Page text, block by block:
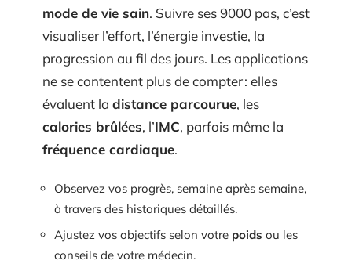
mode de vie sain. Suivre ses 9000 pas, c’est
visualiser l’effort, l’énergie investie, la
progression au fil des jours. Les applications
ne se contentent plus de compter : elles
évaluent la distance parcourue, les
calories brûlées, l’IMC, parfois même la
fréquence cardiaque.
Observez vos progrès, semaine après semaine,
à travers des historiques détaillés.
Ajustez vos objectifs selon votre poids ou les
conseils de votre médecin.